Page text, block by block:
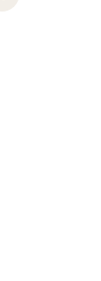
Previous slide